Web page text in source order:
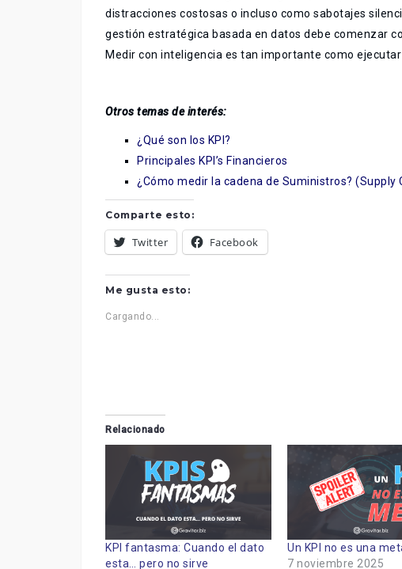
distracciones costosas o incluso como sabotajes
gestión estratégica basada en datos debe comenzar
Medir con inteligencia es tan importante como ejecutar
Otros temas de interés:
¿Qué son los KPI?
Principales KPI’s Financieros
¿Cómo medir la cadena de Suministros? (Supply
Comparte esto:
Twitter Facebook
Me gusta esto:
Cargando...
Relacionado
KPI fantasma: Cuando el dato
esta… pero no sirve
Un KPI no es una
7 noviembre 2025